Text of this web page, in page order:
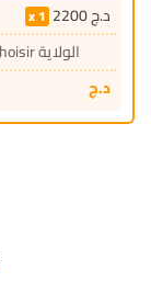
1 2200د.ج
Choisir الولاية
د.ج